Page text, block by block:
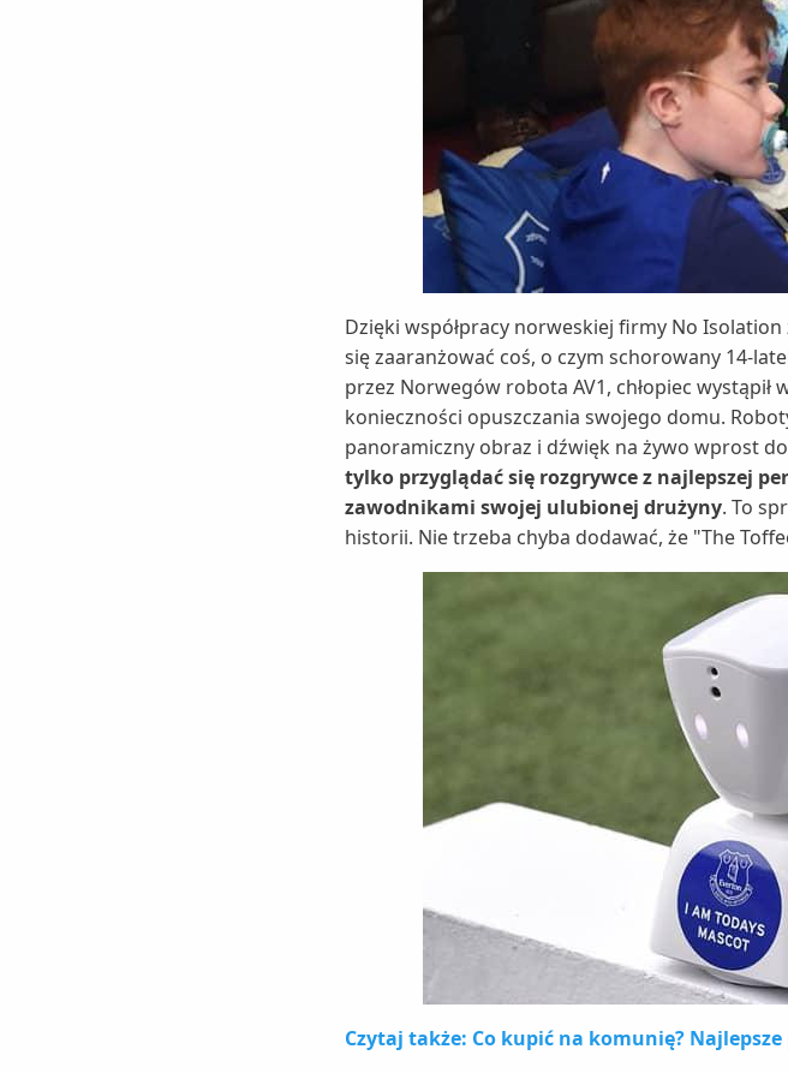
Dzięki współpracy norweskiej firmy No
się zaaranżować coś, o czym schorowany 14-
przez Norwegów robota AV1, chłopiec
konieczności opuszczania swojego domu.
panoramiczny obraz i dźwięk na żywo wprost do
tylko przyglądać się rozgrywce z najlepszej
zawodnikami swojej ulubionej drużyny. To
historii. Nie trzeba chyba dodawać, że "The
Czytaj także: Co kupić na komunię?